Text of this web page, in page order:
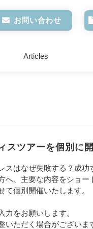
お問い合わせ
Articles
スツアーを個別に
スはなぜ失敗する？成功
へ、主要な内容をショー
個別開催いたします。
をお願いします。
いただく場合がございま